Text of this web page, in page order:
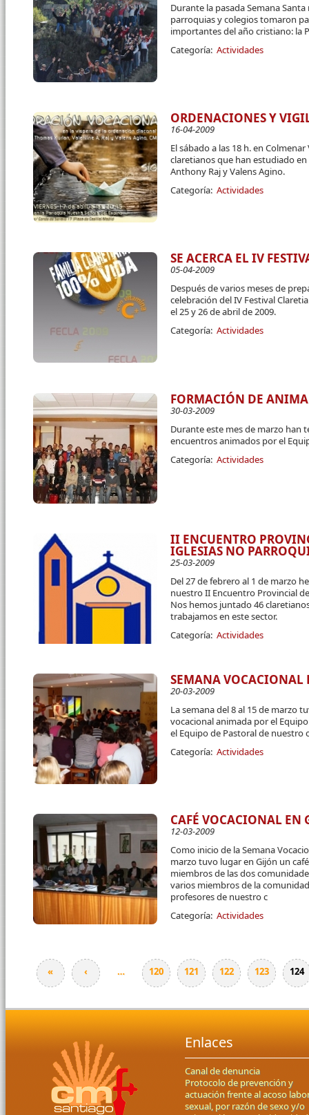
Durante la pasada Semana
parroquias y colegios tomaron
importantes del año cristiano: la
Categoría: Actividades
ORDENACIONES Y
16-04-2009
El sábado a las 18 h. en
claretianos que han estudiado
Anthony Raj y Valens Agino.
Categoría: Actividades
SE ACERCA EL IV
05-04-2009
Después de varios meses de
celebración del IV Festival
el 25 y 26 de abril de 2009.
Categoría: Actividades
FORMACIÓN DE
30-03-2009
Durante este mes de marzo han
encuentros animados por el
Categoría: Actividades
II ENCUENTRO
IGLESIAS NO
25-03-2009
Del 27 de febrero al 1 de marzo
nuestro II Encuentro Provincial
Nos hemos juntado 46
trabajamos en este sector.
Categoría: Actividades
SEMANA VOCACIONAL
20-03-2009
La semana del 8 al 15 de marzo
vocacional animada por el
el Equipo de Pastoral de nuestro
Categoría: Actividades
CAFÉ VOCACIONAL EN
12-03-2009
Como inicio de la Semana
marzo tuvo lugar en Gijón un
miembros de las dos
varios miembros de la
profesores de nuestro c
Categoría: Actividades
Páginas
« ‹ … 120 121 122 123 124
Enlaces
Canal de denuncia
Protocolo de prevención y
actuación frente al acoso
sexual, por razón de sexo y/o